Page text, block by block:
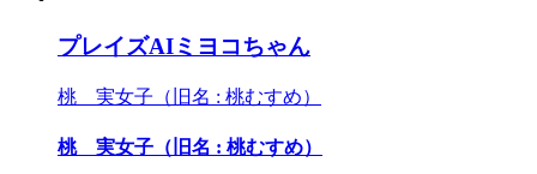
プレイズAIミヨコちゃん
桃 実女子（旧名 : 桃むすめ）
桃 実女子（旧名 : 桃むすめ）